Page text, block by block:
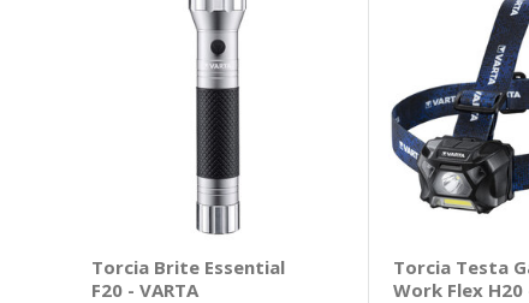
Torcia Brite Essential
F20 - VARTA
Torcia Testa
Work Flex H20